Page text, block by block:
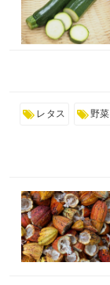
レタス 野菜